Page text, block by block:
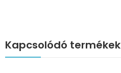
Kapcsolódó termékek